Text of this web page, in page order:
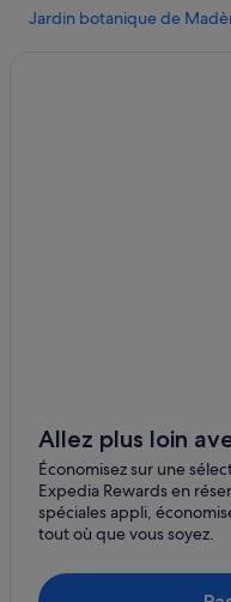
Madère : Résidences
Ribeira Brava : hôtels
Madère : Gîtes
Madère : hôtels Porto
Madère : hôtels Hôtels
Madère :
Jardin botanique de
Plage de Machico
Place Madeira
Allez plus loin
Économisez sur une
Expedia Rewards en
spéciales appli,
tout où que vous soyez.